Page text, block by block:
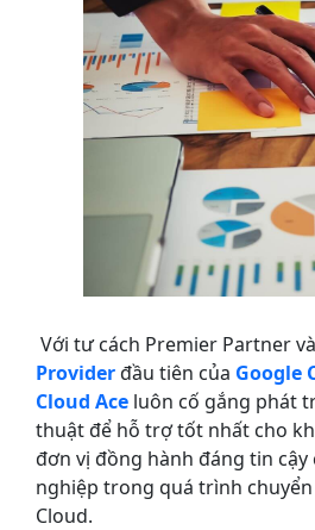
Với tư cách Premier Partner và
Providerđầu tiên của Google
Cloud Ace luôn cố gắng phát
thuật để hỗ trợ tốt nhất cho
đơn vị đồng hành đáng tin cậy
nghiệp trong quá trình
Cloud.